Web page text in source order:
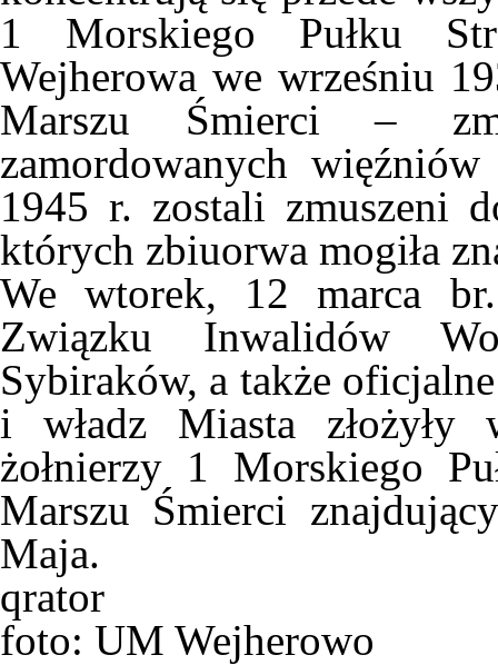
1 Morskiego Pułku
Wejherowa we wrześniu
Marszu Śmierci –
zamordowanych
1945 r. zostali zmuszeni
których zbiuorwa mogiła
We wtorek, 12 marca
Związku Inwalidów
Sybiraków, a także
i władz Miasta złożyły
żołnierzy 1 Morskiego
Marszu Śmierci
Maja.
qrator
foto: UM Wejherowo